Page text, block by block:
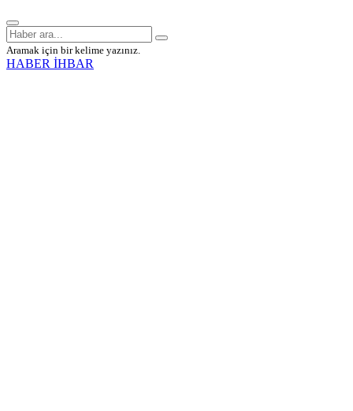
Aramak için bir kelime yazınız.
HABER İHBAR